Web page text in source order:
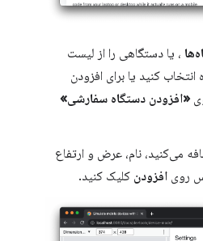
، یا دستگاهی را از لیست
کنید یا برای افزودن
«افزودن دستگاه سفارشی»
می‌کنید، نام، عرض و ارتفاع
روی افزودن کلیک کنید.